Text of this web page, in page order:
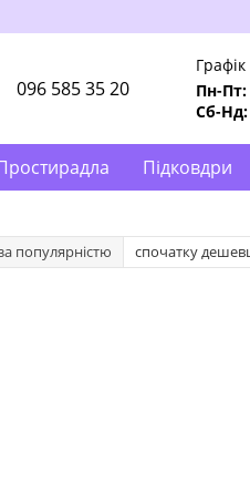
096 585 35 20
Пн-Пт:
Сб-Нд:
Підковдри
популярністю спочатку